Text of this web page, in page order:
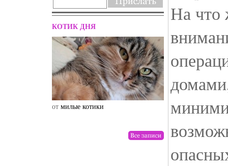
КОТИК ДНЯ
от милые котики от drunktwi
На что